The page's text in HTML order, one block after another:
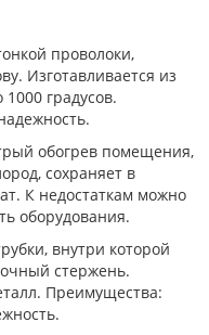
проволоки,
Изготавливается из
градусов.
обогрев помещения,
сохраняет в
К недостаткам можно
оборудования.
внутри которой
стержень.
Преимущества: